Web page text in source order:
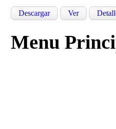
Descargar Ver
Menu